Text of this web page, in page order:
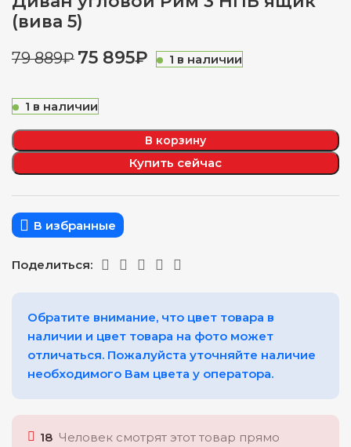
(вива 5)
79 889₽ 75 895₽ 1 в наличии
1 в наличии
В корзину
Купить сейчас
В избранные
Поделиться:
Обратите внимание, что цвет товара в
наличии и цвет товара на фото может
отличаться. Пожалуйста уточняйте наличие
необходимого Вам цвета у оператора.
18 Человек смотрят этот товар прямо